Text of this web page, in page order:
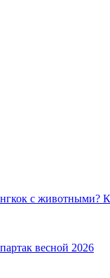
с животными?
весной 2026